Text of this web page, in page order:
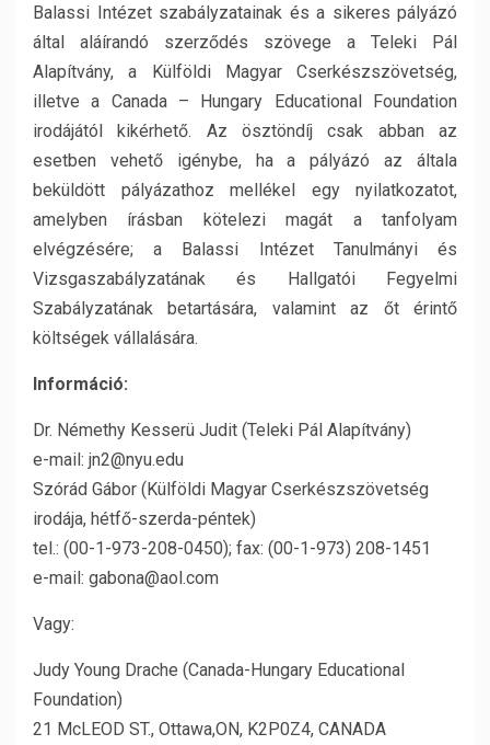
Balassi Intézet szabályzatainak és a sikeres pályázó
által aláírandó szerződés szövege a Teleki Pál
Alapítvány, a Külföldi Magyar Cserkészszövetség,
illetve a Canada – Hungary Educational Foundation
irodájától kikérhető. Az ösztöndíj csak abban az
esetben vehető igénybe, ha a pályázó az általa
beküldött pályázathoz mellékel egy nyilatkozatot,
amelyben írásban kötelezi magát a tanfolyam
elvégzésére; a Balassi Intézet Tanulmányi és
Vizsgaszabályzatának és Hallgatói Fegyelmi
Szabályzatának betartására, valamint az őt érintő
költségek vállalására.
Információ:
Dr. Némethy Kesserü Judit (Teleki Pál Alapítvány)
e-mail: jn2@nyu.edu
Szórád Gábor (Külföldi Magyar Cserkészszövetség
irodája, hétfő-szerda-péntek)
tel.: (00-1-973-208-0450); fax: (00-1-973) 208-1451
e-mail: gabona@aol.com
Vagy:
Judy Young Drache (Canada-Hungary Educational
Foundation)
21 McLEOD ST., Ottawa,ON, K2P0Z4, CANADA